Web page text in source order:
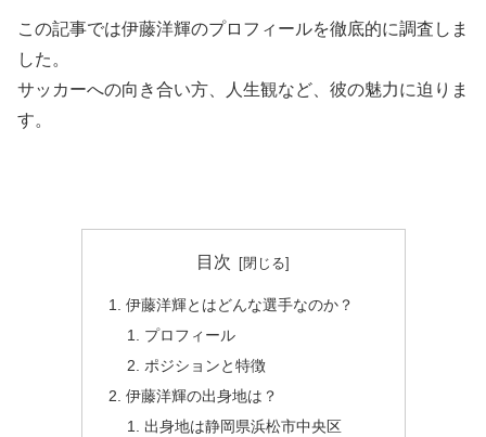
この記事では伊藤洋輝のプロフィールを徹底的に調査しま
した。
サッカーへの向き合い方、人生観など、彼の魅力に迫りま
す。
目次
伊藤洋輝とはどんな選手なのか？
プロフィール
ポジションと特徴
伊藤洋輝の出身地は？
出身地は静岡県浜松市中央区